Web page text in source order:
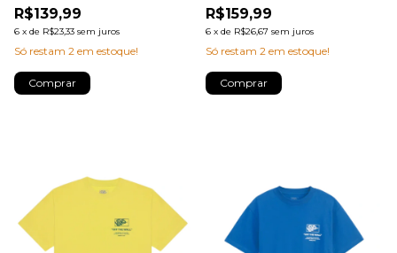
R$139,99
6 x de R$23,33 sem juros
Só restam 2 em estoque!
Comprar
R$159,99
6 x de R$26,67 sem juros
Só restam 2 em estoque!
Comprar